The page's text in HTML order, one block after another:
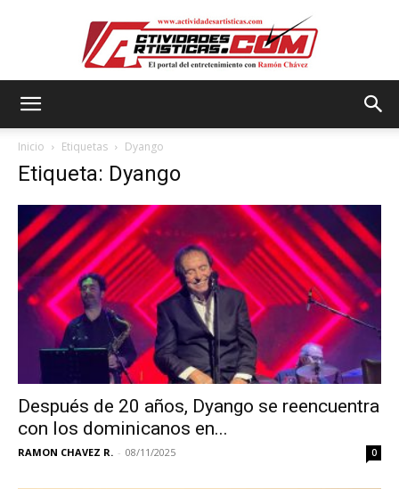
Inicio Etiquetas Dyango
Etiqueta: Dyango
Después de 20 años, Dyango se reencuentra
con los dominicanos en...
RAMON CHAVEZ R. - 08/11/2025 0